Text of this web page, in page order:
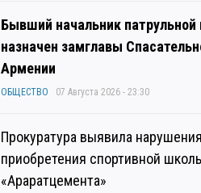
Бывший начальник патрульной
назначен замглавы
Армении
ОБЩЕСТВО 07 Августа 2026 - 23:30
Прокуратура выявила
приобретения спортивной
«Араратцемента»